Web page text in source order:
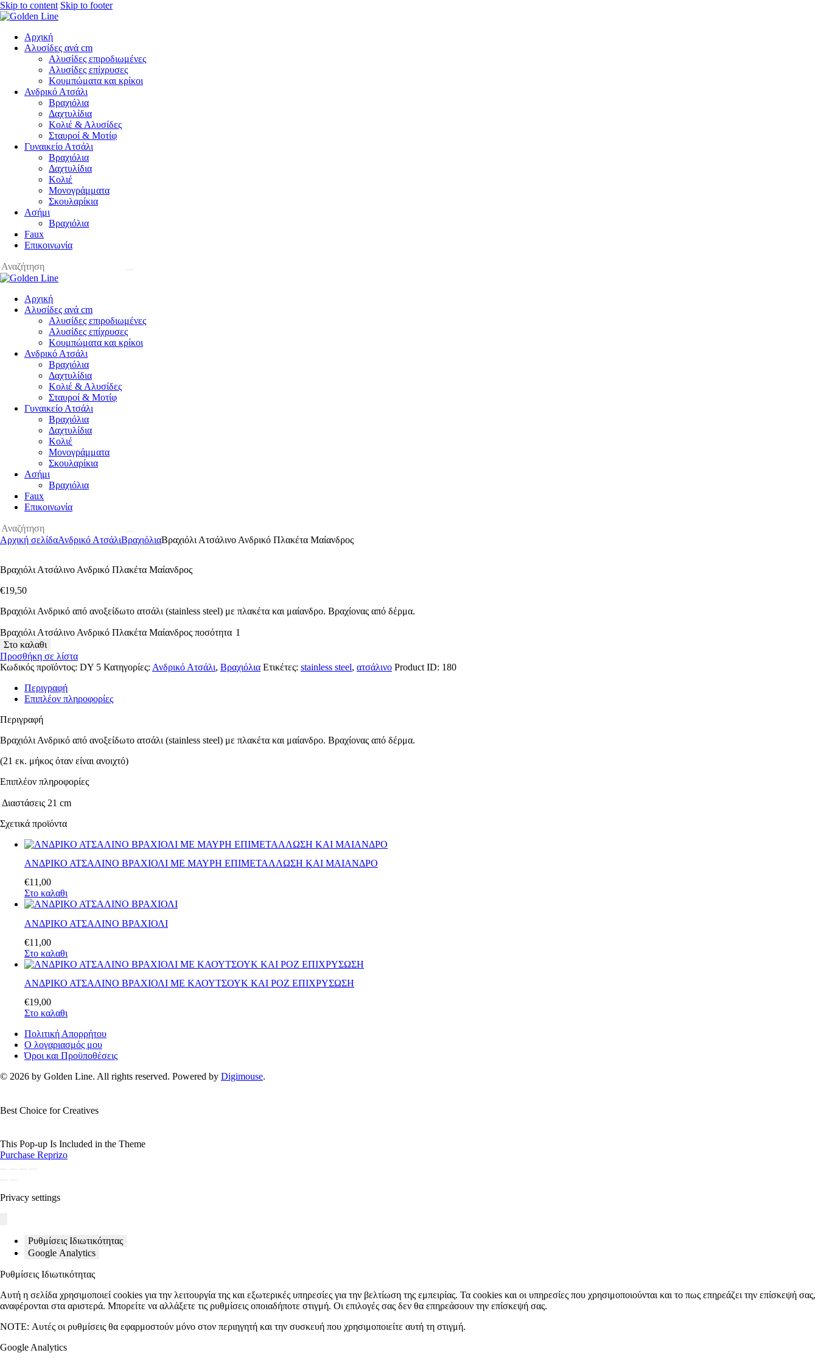
Skip to content Skip to footer
Αρχική
Αλυσίδες ανά cm
Αλυσίδες επιροδιωμένες
Αλυσίδες επίχρυσες
Κουμπώματα και κρίκοι
Ανδρικό Ατσάλι
Βραχιόλια
Δαχτυλίδια
Κολιέ & Αλυσίδες
Σταυροί & Μοτίφ
Γυναικείο Ατσάλι
Βραχιόλια
Δαχτυλίδια
Κολιέ
Μονογράμματα
Σκουλαρίκια
Ασήμι
Βραχιόλια
Faux
Επικοινωνία
Αρχική
Αλυσίδες ανά cm
Αλυσίδες επιροδιωμένες
Αλυσίδες επίχρυσες
Κουμπώματα και κρίκοι
Ανδρικό Ατσάλι
Βραχιόλια
Δαχτυλίδια
Κολιέ & Αλυσίδες
Σταυροί & Μοτίφ
Γυναικείο Ατσάλι
Βραχιόλια
Δαχτυλίδια
Κολιέ
Μονογράμματα
Σκουλαρίκια
Ασήμι
Βραχιόλια
Faux
Επικοινωνία
Αρχική σελίδαΑνδρικό ΑτσάλιΒραχιόλιαΒραχιόλι Ατσάλινο Ανδρικό Πλακέτα Μαίανδρος
Βραχιόλι Ατσάλινο Ανδρικό Πλακέτα Μαίανδρος
€19,50
Βραχιόλι Ανδρικό από ανοξείδωτο ατσάλι (stainless steel) με πλακέτα και μαίανδρο. Βραχίονας από δέρμα.
Βραχιόλι Ατσάλινο Ανδρικό Πλακέτα Μαίανδρος ποσότητα
Στο καλαθι
Προσθήκη σε λίστα
Κωδικός προϊόντος: DY 5 Κατηγορίες: Ανδρικό Ατσάλι, Βραχιόλια Ετικέτες: stainless steel, ατσάλινο Product ID: 180
Περιγραφή
Επιπλέον πληροφορίες
Περιγραφή
Βραχιόλι Ανδρικό από ανοξείδωτο ατσάλι (stainless steel) με πλακέτα και μαίανδρο. Βραχίονας από δέρμα.
(21 εκ. μήκος όταν είναι ανοιχτό)
Επιπλέον πληροφορίες
Διαστάσεις 21 cm
Σχετικά προϊόντα
ΑΝΔΡΙΚΟ ΑΤΣΑΛΙΝΟ ΒΡΑΧΙΟΛΙ ΜΕ ΜΑΥΡΗ ΕΠΙΜΕΤΑΛΛΩΣΗ ΚΑΙ ΜΑΙΑΝΔΡΟ
€11 ,00
Στο καλαθι
ΑΝΔΡΙΚΟ ΑΤΣΑΛΙΝΟ ΒΡΑΧΙΟΛΙ
€11 ,00
Στο καλαθι
ΑΝΔΡΙΚΟ ΑΤΣΑΛΙΝΟ ΒΡΑΧΙΟΛΙ ΜΕ ΚΑΟΥΤΣΟΥΚ ΚΑΙ ΡΟΖ ΕΠΙΧΡΥΣΩΣΗ
€19,00
Στο καλαθι
Πολιτική Απορρήτου
Ο λογαριασμός μου
Όροι και Προϋποθέσεις
© 2026 by Golden Line. All rights reserved. Powered by Digimouse.
Best Choice for Creatives
This Pop-up Is Included in the Theme
Purchase Reprizo
Privacy settings
Ρυθμίσεις Ιδιωτικότητας
Google Analytics
Ρυθμίσεις Ιδιωτικότητας
Αυτή η σελίδα χρησιμοποιεί cookies για την λειτουργία της και εξωτερικές υπηρεσίες για την βελτίωση της εμπειρίας. Τα cookies και οι υπηρεσίες που χρησιμοποιούνται και το πως επηρεάζει την επίσκεψή σας,
αναφέρονται στα αριστερά. Μπορείτε να αλλάξετε τις ρυθμίσεις οποιαδήποτε στιγμή. Οι επιλογές σας δεν θα επηρεάσουν την επίσκεψή σας.
NOTE: Αυτές οι ρυθμίσεις θα εφαρμοστούν μόνο στον περιηγητή και την συσκευή που χρησιμοποιείτε αυτή τη στιγμή.
Google Analytics